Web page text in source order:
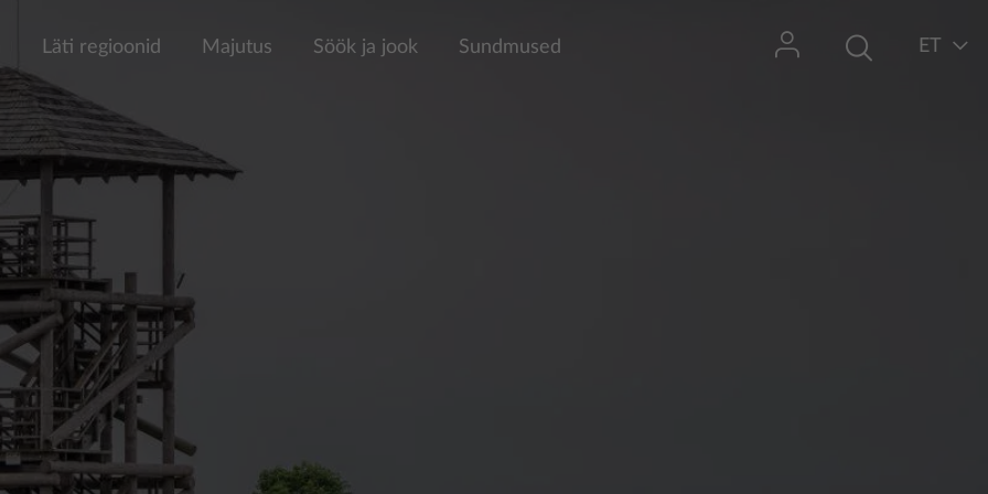
Läti regioonid Majutus Söök ja jook Sundmused ET